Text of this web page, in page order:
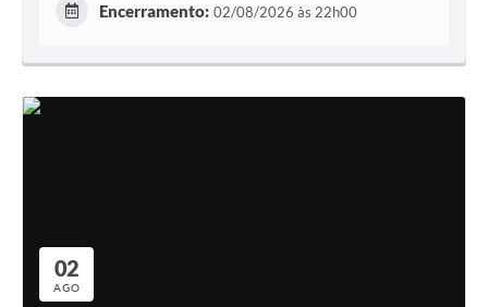
Encerramento: 02/08/2026 às 22h00
02
AGO